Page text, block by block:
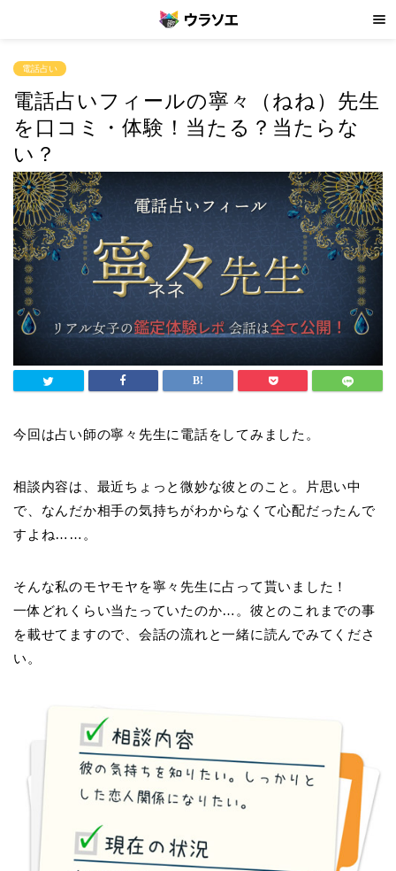
電話占い
電話占いフィールの寧々（ねね）先生
を口コミ・体験！当たる？当たらな
い？
今回は占い師の寧々先生に電話をしてみました。
相談内容は、最近ちょっと微妙な彼とのこと。片思い中
で、なんだか相手の気持ちがわからなくて心配だったんで
すよね……。
そんな私のモヤモヤを寧々先生に占って貰いました！
一体どれくらい当たっていたのか…。彼とのこれまでの事
を載せてますので、会話の流れと一緒に読んでみてくださ
い。